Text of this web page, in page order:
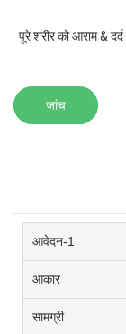
पूरे शरीर को आराम &
जांच
आवेदन-1
आकार
सामग्री